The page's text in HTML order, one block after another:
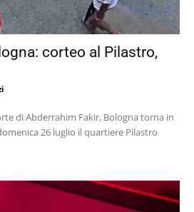
corteo al Pilastro,
di Abderrahim Fakir, Bologna torna in
26 luglio il quartiere Pilastro